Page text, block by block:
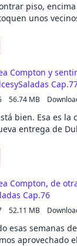
piso,
unos
solo decenas de
a la icónica
Girón en La
Compton y
56.74 MB
bien. Esa es la
entrega de
famosos", ya
Compton, de
Cap.76
52.11 MB
esas semanas
aprovechado